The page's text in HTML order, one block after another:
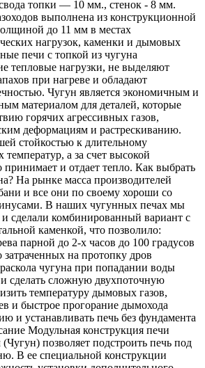
топки — 10 мм., стенок - 8 мм.
выполнена из конструкционной
до 11 мм в местах
нагрузок, каменки и дымовых
печи с топкой из чугуна
тепловые нагрузки, не выделяют
при нагреве и обладают
Чугун является экономичным и
материалом для деталей, которые
горячих агрессивных газов,
деформациям и растрескиванию.
стойкостью к длительному
а за счет высокой
принимает и отдает тепло. Как выбрать
На рынке масса производителей
и все они по своему хороши со
В наших чугунных печах мы
сделали комбинированный вариант с
каменкой, что позволило:
парной до 2-х часов до 100 градусов
затраченных на протопку дров
чугуна при попадании воды
сделать сложную двухпоточную
температуру дымовых газов,
и быстрое прогорание дымохода
и устанавливать печь без фундамента
Модульная конструкция печи
позволяет подстроить печь под
В ее специальной конструкции